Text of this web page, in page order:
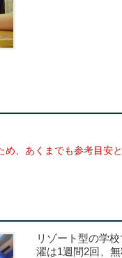
、あくまでも参考目安
リゾート型の学
濯は1週間2回、